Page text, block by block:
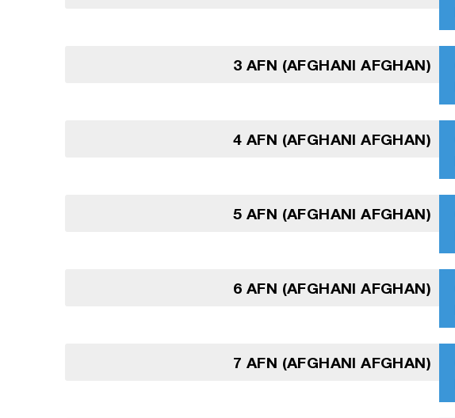
3 AFN (AFGHANI AFGHAN)
4 AFN (AFGHANI AFGHAN)
5 AFN (AFGHANI AFGHAN)
6 AFN (AFGHANI AFGHAN)
7 AFN (AFGHANI AFGHAN)